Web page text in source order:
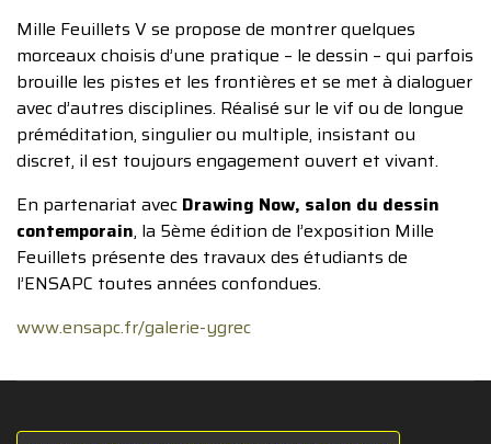
Mille Feuillets V se propose de montrer quelques
morceaux choisis d’une pratique – le dessin – qui parfois
brouille les pistes et les frontières et se met à dialoguer
avec d’autres disciplines. Réalisé sur le vif ou de longue
préméditation, singulier ou multiple, insistant ou
discret, il est toujours engagement ouvert et vivant.
En partenariat avec Drawing Now, salon du dessin
contemporain, la 5ème édition de l’exposition Mille
Feuillets présente des travaux des étudiants de
l’ENSAPC toutes années confondues.
www.ensapc.fr/galerie-ygrec